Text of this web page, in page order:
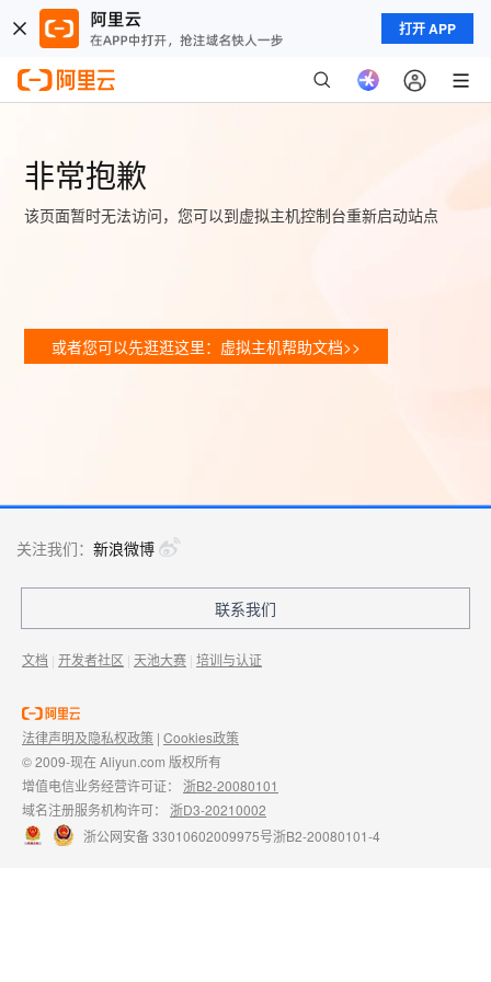
打开 APP
非常抱歉
该页面暂时无法访问，您可以到虚拟主机控制台重新启动站点
或者您可以先逛逛这里：虚拟主机帮助文档>>